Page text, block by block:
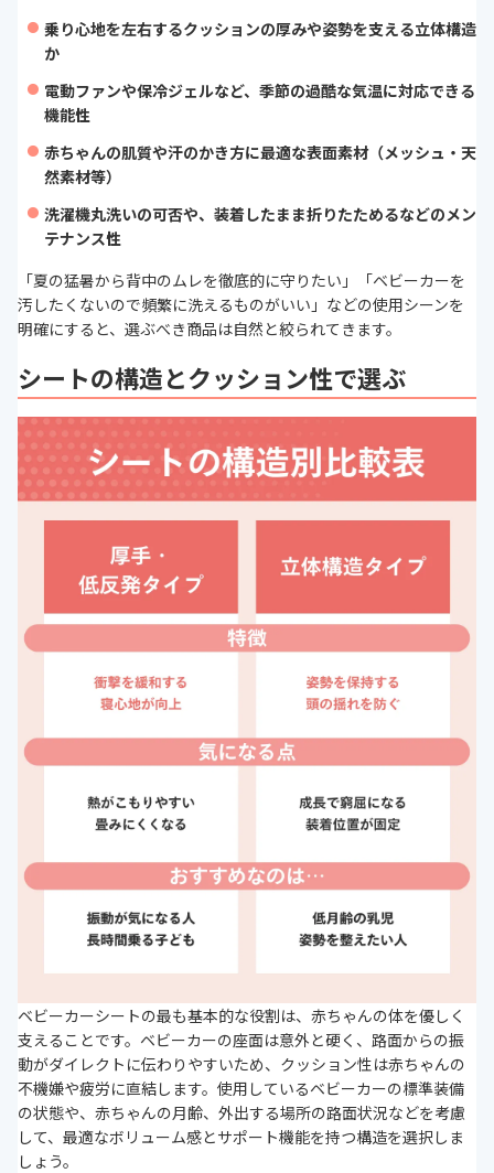
乗り心地を左右するクッションの厚みや姿勢を支える立体構造
か
電動ファンや保冷ジェルなど、季節の過酷な気温に対応できる
機能性
赤ちゃんの肌質や汗のかき方に最適な表面素材（メッシュ・天
然素材等）
洗濯機丸洗いの可否や、装着したまま折りたためるなどのメン
テナンス性
「夏の猛暑から背中のムレを徹底的に守りたい」「ベビーカーを
汚したくないので頻繁に洗えるものがいい」などの使用シーンを
明確にすると、選ぶべき商品は自然と絞られてきます。
シートの構造とクッション性で選ぶ
ベビーカーシートの最も基本的な役割は、赤ちゃんの体を優しく
支えることです。ベビーカーの座面は意外と硬く、路面からの振
動がダイレクトに伝わりやすいため、クッション性は赤ちゃんの
不機嫌や疲労に直結します。使用しているベビーカーの標準装備
の状態や、赤ちゃんの月齢、外出する場所の路面状況などを考慮
して、最適なボリューム感とサポート機能を持つ構造を選択しま
しょう。